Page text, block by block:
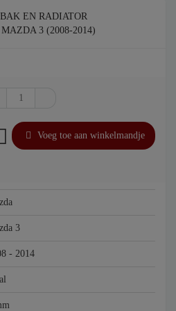
EN RADIATOR
3 (2008-2014)
Voeg toe aan winkelmandje
3
- 2014